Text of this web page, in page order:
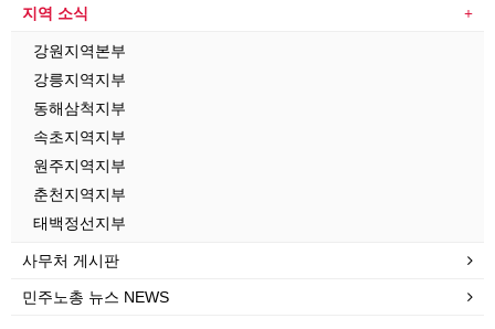
지역 소식
강원지역본부
강릉지역지부
동해삼척지부
속초지역지부
원주지역지부
춘천지역지부
태백정선지부
사무처 게시판
민주노총 뉴스 NEWS